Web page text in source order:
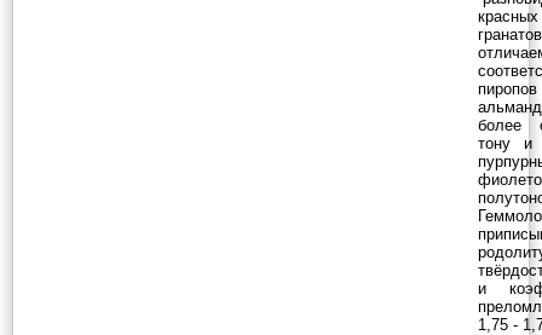
красных
более
тону и
и
1,75 -